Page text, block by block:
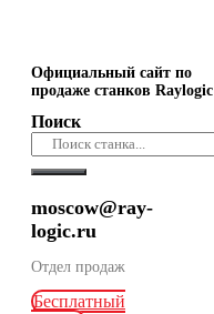
Официальный сайт по
продаже станков Raylogic
Поиск
moscow@ray-
logic.ru
Отдел продаж
Бесплатный